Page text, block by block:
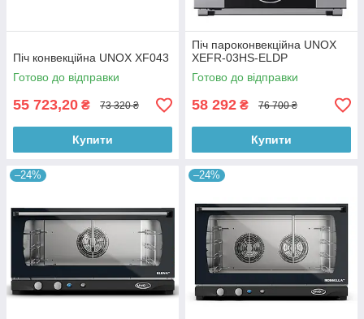
Піч конвекційна UNOX XF043
Готово до відправки
55 723,20 ₴ 73 320 ₴
Купити
Піч пароконвекційна UNOX
XEFR-03HS-ELDP
Готово до відправки
58 292 ₴ 76 700 ₴
Купити
–24% –24%